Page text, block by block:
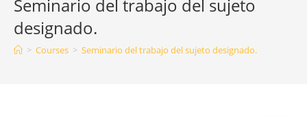
Seminario del trabajo del sujeto
designado.
> Courses > Seminario del trabajo del sujeto designado.